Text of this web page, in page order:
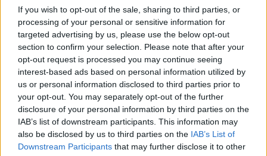
If you wish to opt-out of the sale, sharing to third parties, or
processing of your personal or sensitive information for
targeted advertising by us, please use the below opt-out
section to confirm your selection. Please note that after your
opt-out request is processed you may continue seeing
interest-based ads based on personal information utilized by
us or personal information disclosed to third parties prior to
your opt-out. You may separately opt-out of the further
disclosure of your personal information by third parties on the
IAB’s list of downstream participants. This information may
also be disclosed by us to third parties on the IAB’s List of
Downstream Participants that may further disclose it to other